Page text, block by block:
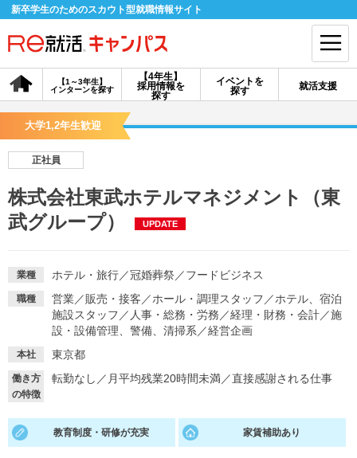
新卒学生のためのスカウト型就職情報サイト
【4年生】
採用情報を
探す
【1～3年生】
インターンを探す
イベントを
探す
就活支援
会員登録 ログイン
探す
【4年生】
【4年生】
イベントを探す スカウト お知らせ
就活支援 就活コラム
大学1,2年生歓迎
正社員
株式会社東武ホテルマネジメント（東
武グループ）
UPDATE
業種 ホテル・旅行／冠婚葬祭 ／フードビジネス
職種 営業／販売・接客 ／ホール・調理スタッフ ／ホテル、宿泊
施設スタッフ ／ 人事・総務・労務 ／経理・財務・会計／施
設・設備管理、警備、清掃系 ／経営企画
本社 東京都
働き方
の特徴
転勤なし ／ 月平均残業20時間未満／直接感謝される仕事
教育制度・研修が充実 家賃補助あり